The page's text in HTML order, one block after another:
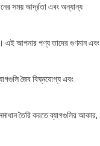
সময় আর্দ্রতা এবং অন্যান্য
এই আপনার পণ্য তাদের গুণমান এবং
জৈব বিঘ্নযোগ্য এবং
তৈরি করতে ব্যাগগুলির আকার,